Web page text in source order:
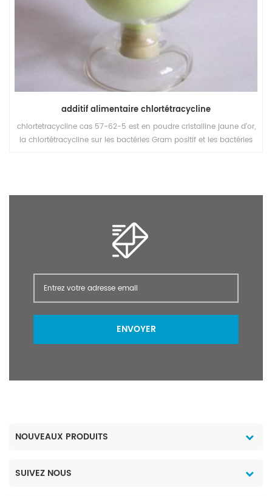
additif alimentaire chlortétracycline
chlortetracycline cas 57-62-5 est en poudre cristalline jaune d'or,
la chlortétracycline sur les bactéries Gram positif et les bactéries
ENVOYER
NOUVEAUX PRODUITS
SUIVEZ NOUS